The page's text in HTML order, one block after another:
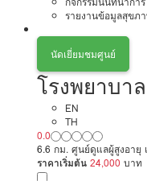
รายงานข้อมูลสุขภ
นัดเยี่ยมชมศูนย์
โรงพยาบา
EN
TH
0.0
6.6 กม. ศูนย์ดูแลผู้สูงอายุ
ราคาเริ่มต้น 24,000 บาท